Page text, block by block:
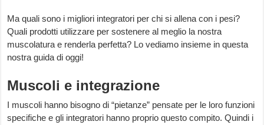
Ma quali sono i migliori integratori per chi si allena con i pesi?
Quali prodotti utilizzare per sostenere al meglio la nostra
muscolatura e renderla perfetta? Lo vediamo insieme in questa
nostra guida di oggi!
Muscoli e integrazione
I muscoli hanno bisogno di “pietanze” pensate per le loro funzioni
specifiche e gli integratori hanno proprio questo compito. Quindi i